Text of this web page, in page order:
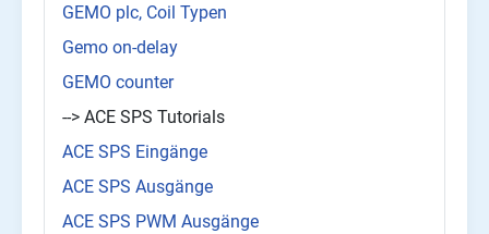
GEMO plc, Coil Typen
Gemo on-delay
GEMO counter
--> ACE SPS Tutorials
ACE SPS Eingänge
ACE SPS Ausgänge
ACE SPS PWM Ausgänge